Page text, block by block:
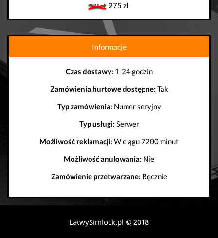
275 zł275 zł
Informacje
Czas dostawy: 1-24 godzin
Zamówienia hurtowe dostępne: Tak
Typ zamówienia: Numer seryjny
Typ usługi: Serwer
Możliwość reklamacji: W ciągu 7200 minut
Możliwość anulowania: Nie
Zamówienie przetwarzane: Ręcznie
LatwySimlock.pl © 2018